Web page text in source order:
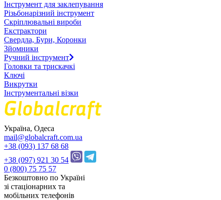
Інструмент для заклепування
Різьбонарізний інструмент
Скріплювальні вироби
Екстрактори
Свердла, Бури, Коронки
Зйомники
Ручний інструмент
Головки та трискачкі
Ключі
Викрутки
Інструментальні візки
Україна, Одеса
mail@globalcraft.com.ua
+38 (093) 137 68 68
+38 (097) 921 30 54
0 (800) 75 75 57
Безкоштовно по Україні
зі стацiонарних та
мобільних телефонів